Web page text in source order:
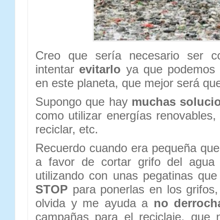
Creo que sería necesario ser
intentar evitarlo ya que podemos
en este planeta, que mejor será
Supongo que hay muchas
como utilizar energías
reciclar, etc.
Recuerdo cuando era pequeña
a favor de cortar grifo del
utilizando con unas pegatinas
STOP para ponerlas en los
olvida y me ayuda a no
campañas para el reciclaje, que